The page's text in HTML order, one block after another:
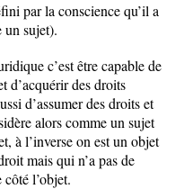
par la conscience qu’il a
un sujet).
c’est être capable de
d’acquérir des droits
d’assumer des droits et
alors comme un sujet
à l’inverse on est un objet
mais qui n’a pas de
côté l’objet.